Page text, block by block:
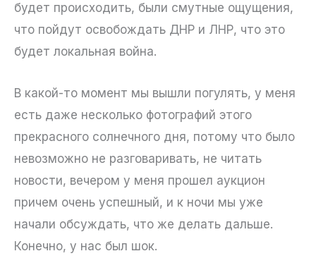
будет происходить, были смутные ощущения,
что пойдут освобождать ДНР и ЛНР, что это
будет локальная война.
В какой-то момент мы вышли погулять, у меня
есть даже несколько фотографий этого
прекрасного солнечного дня, потому что было
невозможно не разговаривать, не читать
новости, вечером у меня прошел аукцион
причем очень успешный, и к ночи мы уже
начали обсуждать, что же делать дальше.
Конечно, у нас был шок.